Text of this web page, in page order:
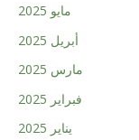
مايو 2025
أبريل 2025
مارس 2025
فبراير 2025
يناير 2025